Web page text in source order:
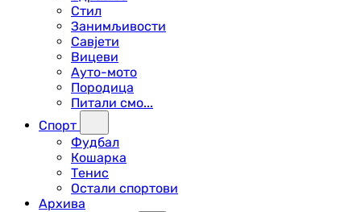
Стил
Занимљивости
Савјети
Вицеви
Ауто-мото
Породица
Питали смо...
Спорт
Фудбал
Кошарка
Тенис
Остали спортови
Архива